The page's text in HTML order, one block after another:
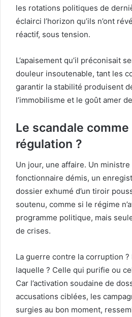
les rotations politiques de
éclairci l’horizon qu’ils n’ont
réactif, sous tension.
L’apaisement qu’il préconisait
douleur insoutenable, tant les
garantir la stabilité produisent
l’immobilisme et le goût amer
Le scandale
régulation ?
Un jour, une affaire. Un
fonctionnaire démis, un
dossier exhumé d’un tiroir
soutenu, comme si le régime
programme politique, mais
de crises.
La guerre contre la corruption ?
laquelle ? Celle qui purifie ou
Car l’activation soudaine de
accusations ciblées, les
surgies au bon moment,